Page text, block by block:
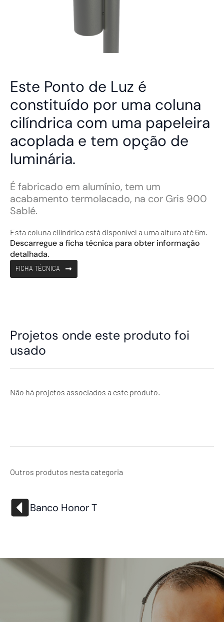
Este Ponto de Luz é
constituído por uma coluna
cilíndrica com uma papeleira
acoplada e tem opção de
luminária.
É fabricado em alumínio, tem um
acabamento termolacado, na cor Gris 900
Sablé.
Esta coluna cilíndrica está disponível a uma altura até 6m.
Descarregue a ficha técnica para obter informação
detalhada.
FICHA TÉCNICA
Projetos onde este produto foi
usado
Não há projetos associados a este produto.
Outros produtos nesta categoria
Banco Honor T